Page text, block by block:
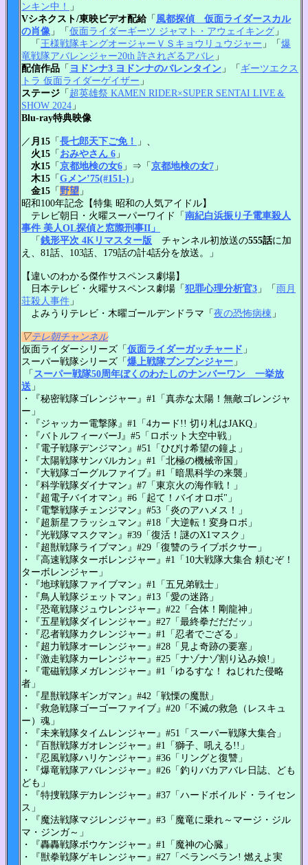
ンキン中！
」
Vシネクスト/東映ビデオ配給「 風都探偵 仮面ライダースカル
の肖像 」「仮面ライダーギーツ ジャマト・アウェイキング 」
「 王様戦隊キングオージャーＶＳキョウリュウジャー 」「爆
竜戦隊アバレンジャー20th 許されざるアバレ 」
配信作品 「 ヨドンナ3 ヨドンナのバレンタイン 」「 ギーツエクス
トラ 仮面ライダーゲイザー 」
ステージ 「 超英雄祭 KAMEN RIDER×SUPER SENTAI LIVE＆
SHOW 2024 」
Blu-ray特典映像
／ 月15 「長七郎天下ご免！
」、
火15 「 おみやさん 6 」
水15 「京都地検の女6 」⇒「京都地検の女7 」
木15 「Gメン’75(#151-) 」
金15 「 野望 」
昭和100年記念【特集 昭和の人気アイドル】
テレビ朝日・火曜スーパーワイド「南紀白浜振り子電車殺人
事件 美人OL探偵と窓際刑事II」
「銭形平次 4Kリマスター版 チャンネル初放送の555話に加
え、81話、103話、179話の計4話分を放送。」
【違いのわかる傑作サスペンス劇場】
日本テレビ・火曜サスペンス劇場「犯罪心理分析官3 」「雨月
荘殺人事件 」
よみうりテレビ・木曜ゴールデンドラマ「夜の恐怖病棟 」
▽テレ朝チャンネル
仮面ライダーシリーズ「仮面ライダーガッチャード 」
スーパー戦隊シリーズ「爆上戦隊ブンブンジャー 」
「 スーパー戦隊50周年ぼくのわたしのナンバーワン 一挙放
送 」
・『秘密戦隊ゴレンジャー』#1「真赤な太陽！無敵ゴレンジャ
ー」
・『ジャッカー電撃隊』#1「4カード!! 切り札はJAKQ」
・『バトルフィーバーJ』#5「ロボット大空中戦」
・『電子戦隊デンジマン』#51「ひびけ希望の鐘よ」
・『太陽戦隊サンバルカン』#1「北極の機械帝国」
・『大戦隊ゴーグルファイブ』#1「暗黒科学の来襲」
・『科学戦隊ダイナマン』#7「東京火の海作戦！」
・『超電子バイオマン』#6「起て！バイオロボ"」
・『電撃戦隊チェンジマン』#53「炎のアハメス！」
・『超新星フラッシュマン』#18「大逆転！変身ロボ」
・『光戦隊マスクマン』#39「復活！謎のX1マスク」
・『超獣戦隊ライブマン』#29「復讐のライブボクサー」
・『高速戦隊ターボレンジャー』#1「10大戦隊大集合 頼むぞ！
ターボレンジャー」
・『地球戦隊ファイブマン』#1「五兄弟戦士」
・『鳥人戦隊ジェットマン』#13「愛の迷路」
・『恐竜戦隊ジュウレンジャー』#22「合体！剛龍神」
・『五星戦隊ダイレンジャー』#27「最終拳だだだッ」
・『忍者戦隊カクレンジャー』#1「忍者でござる」
・『超力戦隊オーレンジャー』#28「見よ奇跡の要塞」
・『激走戦隊カーレンジャー』#25「ナゾナゾ割り込み娘!」
・『電磁戦隊メガレンジャー』#1「ゆるすな！ ねじれた侵略
者」
・『星獣戦隊ギンガマン』#42「戦慄の魔獣」
・『救急戦隊ゴーゴーファイブ』#20「不滅の救急（レスキュ
ー）魂」
・『未来戦隊タイムレンジャー』#51「スーパー戦隊大集合」
・『百獣戦隊ガオレンジャー』#1「獅子、吼える!!」
・『忍風戦隊ハリケンジャー』#36「リングと復讐」
・『爆竜戦隊アバレンジャー』#26「釣りバカアバレ日誌、ども
ども」
・『特捜戦隊デカレンジャー』#37「ハードボイルド・ライセン
ス」
・『魔法戦隊マジレンジャー』#3「魔竜に乗れ～マージ・ジル
マ・ジンガ～」
・『轟轟戦隊ボウケンジャー』#1「魔神の心臓」
・『獣拳戦隊ゲキレンジャー』#27「ベランベラン! 燃えよ実